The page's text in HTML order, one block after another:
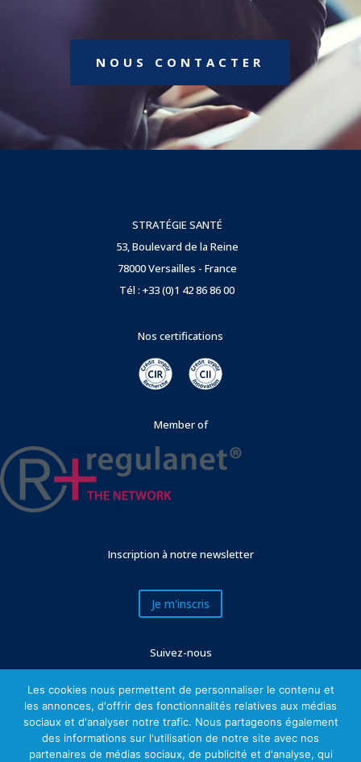
NOUS CONTACTER
STRATÉGIE SANTÉ
53, Boulevard de la Reine
78000 Versailles - France
Tél : +33 (0)1 42 86 86 00
Nos certifications
Member of
Inscription à notre newsletter
Je m'inscris
Suivez-nous
Les cookies nous permettent de personnaliser le contenu et
les annonces, d'offrir des fonctionnalités relatives aux médias
sociaux et d'analyser notre trafic. Nous partageons également
des informations sur l'utilisation de notre site avec nos
partenaires de médias sociaux, de publicité et d'analyse, qui